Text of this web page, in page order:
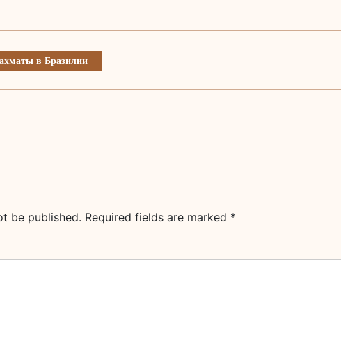
в Бразилии
be published. Required fields are marked *